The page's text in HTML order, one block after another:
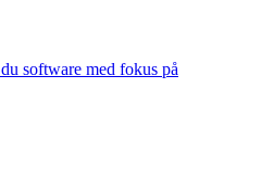
software med fokus på